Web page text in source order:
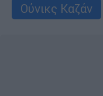
Ούνικς Καζάν